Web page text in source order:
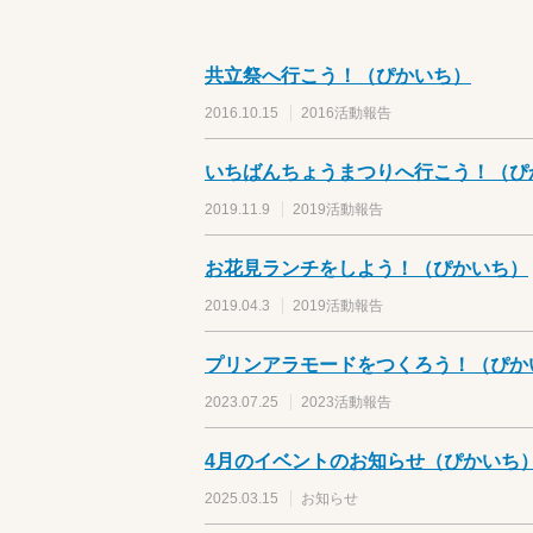
共立祭へ行こう！（ぴかいち）
2016.10.15 2016活動報告
いちばんちょうまつりへ行こう！（ぴ
2019.11.9 2019活動報告
お花見ランチをしよう！（ぴかいち）
2019.04.3 2019活動報告
プリンアラモードをつくろう！（ぴか
2023.07.25 2023活動報告
4月のイベントのお知らせ（ぴかいち）
2025.03.15 お知らせ